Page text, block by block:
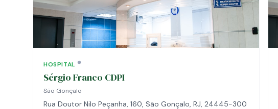
HOSPITAL
Sérgio Franco CDPI
São Gonçalo
Rua Doutor Nilo Peçanha, 160, São Gonçalo, RJ, 24445-300